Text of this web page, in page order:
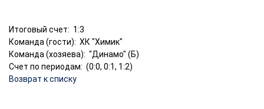
Итоговый счет: 1:3
Команда (гости): ХК "Химик"
Команда (хозяева): "Динамо" (Б)
Счет по периодам: (0:0, 0:1, 1:2)
Возврат к списку